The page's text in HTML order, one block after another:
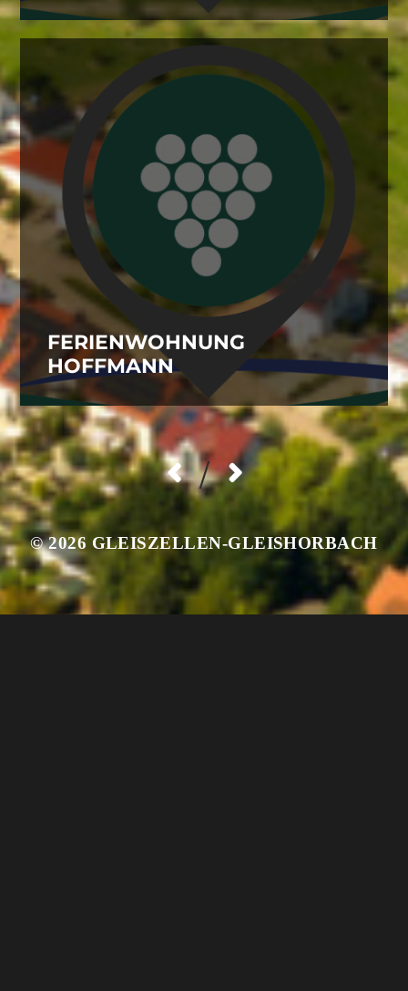
FERIENWOHNUNG
HOFFMANN
/
© 2026 GLEISZELLEN-GLEISHORBACH